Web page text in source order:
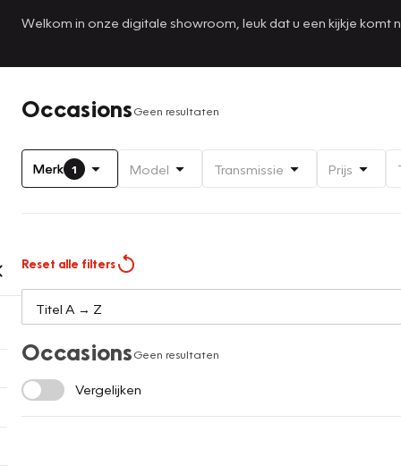
Welkom in onze digitale showroom, leuk dat u een kijkje komt
OccasionsGeen resultaten
Merk 1 Model Transmissie Prijs
Reset alle filters
OccasionsGeen resultaten
Vergelijken